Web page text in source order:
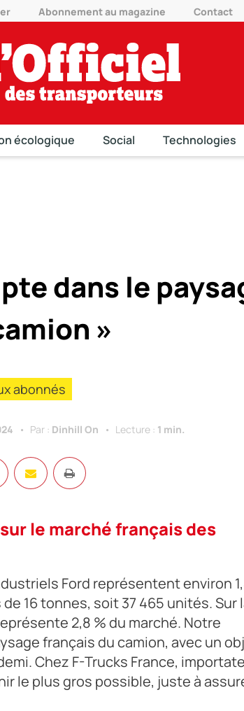
Abonnement au magazine Contact
écologique Social Technologies
dans le
»
abonnés
Par : Dinhill On Lecture : 1 min.
le marché français des
Ford représentent environ
16 tonnes, soit 37 465 unités. Sur
2,8 % du marché. Notre
français du camion, avec un
Chez F-Trucks France,
le plus gros possible, juste à